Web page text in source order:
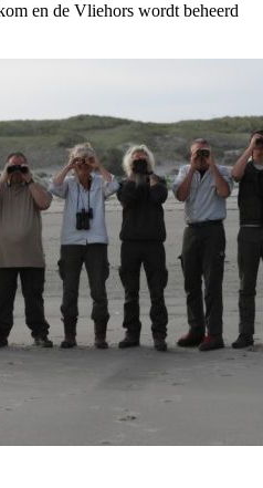
en de Vliehors wordt beheerd